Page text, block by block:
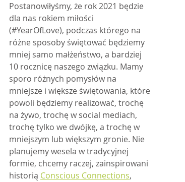
Postanowiłyśmy, że rok 2021 będzie
dla nas rokiem miłości
(#YearOfLove), podczas którego na
różne sposoby świętować będziemy
mniej samo małżeństwo, a bardziej
10 rocznicę naszego związku. Mamy
sporo różnych pomysłów na
mniejsze i większe świętowania, które
powoli będziemy realizować, trochę
na żywo, trochę w social mediach,
trochę tylko we dwójkę, a trochę w
mniejszym lub większym gronie. Nie
planujemy wesela w tradycyjnej
formie, chcemy raczej, zainspirowani
historią Conscious Connections,